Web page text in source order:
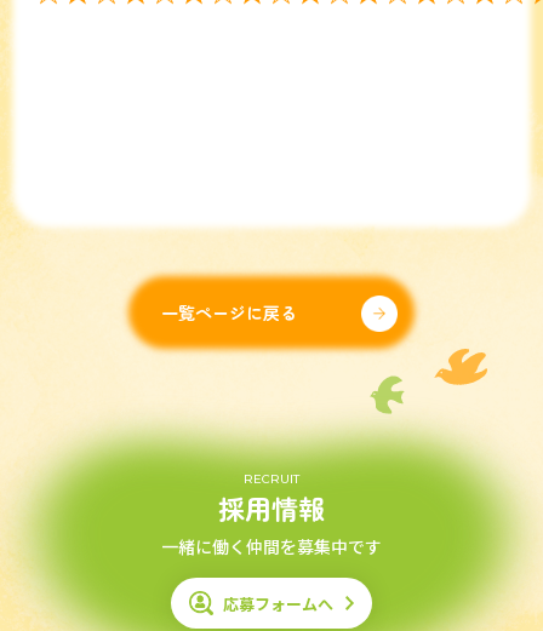
一覧ページに戻る
RECRUIT
採用情報
一緒に働く仲間を募集中です
応募フォームへ